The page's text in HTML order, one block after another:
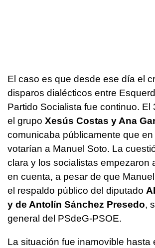
El caso es que desde ese día el
disparos dialécticos entre
Partido Socialista fue continuo. El
el grupo Xesús Costas y Ana
comunicaba públicamente que
votarían a Manuel Soto. La
clara y los socialistas empezaron
en cuenta, a pesar de que
el respaldo público del diputado
y de Antolín Sánchez Presedo,
general del PSdeG-PSOE.
La situación fue inamovible hasta